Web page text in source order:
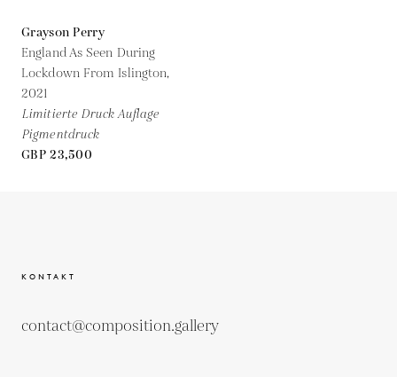
Grayson Perry
England As Seen During
Lockdown From Islington,
2021
Limitierte Druck Auflage
Pigmentdruck
GBP 23,500
KONTAKT
contact@composition.gallery